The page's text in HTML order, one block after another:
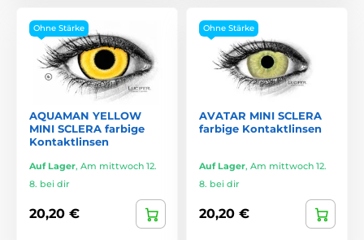
Ohne Stärke
AQUAMAN YELLOW
MINI SCLERA farbige
Kontaktlinsen
Auf Lager, Am mittwoch 12.
8. bei dir
20,20 €
Ohne Stärke
AVATAR MINI SCLERA
farbige Kontaktlinsen
Auf Lager, Am mittwoch 12.
8. bei dir
20,20 €